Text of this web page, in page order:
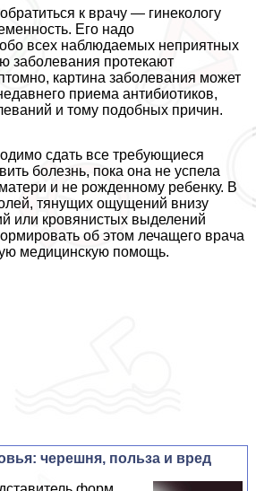
к врачу — гинекологу
Его надо
всех наблюдаемых неприятных
заболевания протекают
картина заболевания может
приема антибиотиков,
и тому подобных причин.
сдать все требующиеся
болезнь, пока она не успела
и не рожденному ребенку. В
тянущих ощущений внизу
или кровянистых выделений
об этом лечащего врача
медицинскую помощь.
черешня, польза и вред